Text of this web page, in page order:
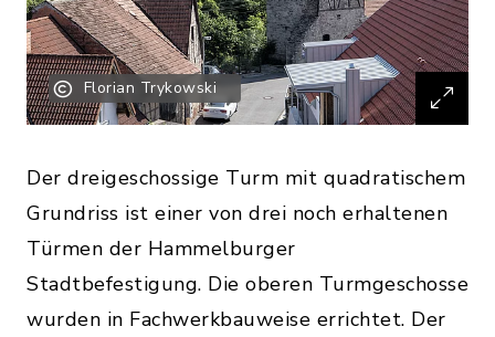
Florian Trykowski
Der dreigeschossige Turm mit quadratischem
Grundriss ist einer von drei noch erhaltenen
Türmen der Hammelburger
Stadtbefestigung. Die oberen Turmgeschosse
wurden in Fachwerkbauweise errichtet. Der